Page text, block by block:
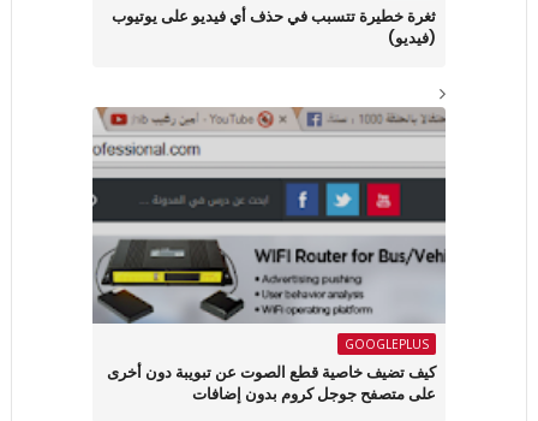
ثغرة خطيرة تتسبب في حذف أي فيديو على يوتيوب
(فيديو)
GOOGLEPLUS
كيف تضيف خاصية قطع الصوت عن تبويبة دون أخرى
على متصفح جوجل كروم بدون إضافات